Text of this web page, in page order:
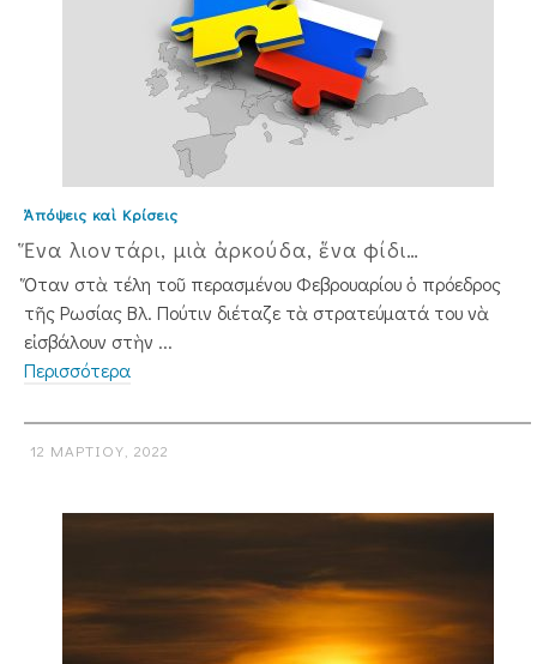
Ἀπόψεις καὶ Κρίσεις
Ἕνα λιοντάρι, μιὰ ἀρκούδα, ἕνα φίδι…
Ὅταν στὰ τέλη τοῦ περασμένου Φε­βρου­αρίου ὁ πρόεδρος
τῆς Ρωσίας Βλ. Πούτιν διέταζε τὰ στρατεύματά του νὰ
εἰσβάλουν στὴν ...
Περισσότερα
12 ΜΑΡΤΊΟΥ, 2022